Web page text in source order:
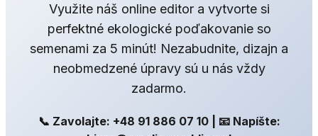
Využite náš online editor a vytvorte si
perfektné ekologické poďakovanie so
semenami za 5 minút! Nezabudnite, dizajn a
neobmedzené úpravy sú u nás vždy
zadarmo.
📞 Zavolajte: +48 91 886 07 10 | 📧 Napíšte: